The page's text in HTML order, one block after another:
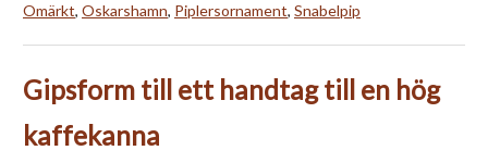
Omärkt, Oskarshamn, Piplersornament, Snabelpip
Gipsform till ett handtag till en hög
kaffekanna